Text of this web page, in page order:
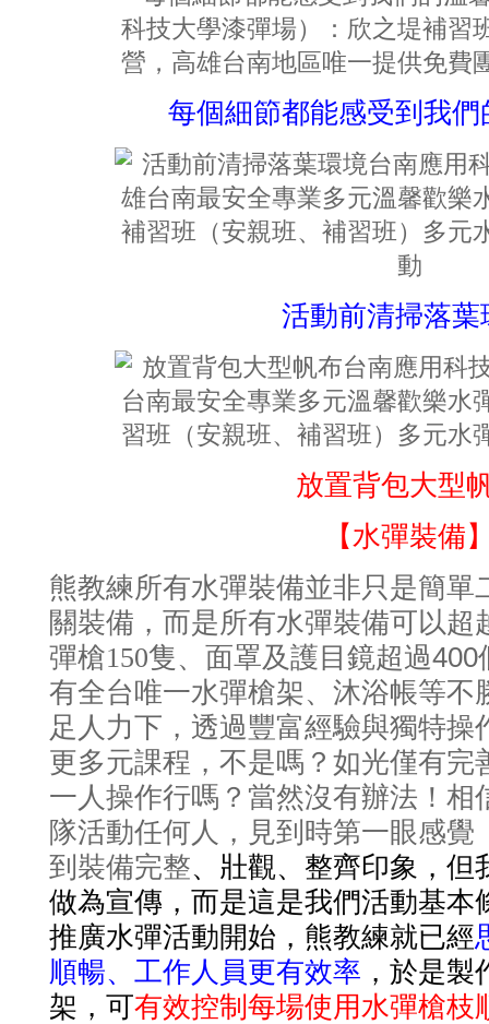
每個細節都能感受到我
活動前清掃落葉
放置背包大型
【水彈裝備
熊教練所有水彈裝備並非只是簡單
關裝備，而是所有水彈裝備可以超
彈槍150隻、面罩及護目鏡超過400
有全台唯一水彈槍架、沐浴帳等不
足人力下，透過豐富經驗與獨特操
更多元課程，不是嗎？如光僅有完
一人操作行嗎？當然沒有辦法！相
隊活動任何人，見到時第一眼感覺
到裝備完整、壯觀、整齊印象，但
做為宣傳，而是這是我們活動基本
推廣水彈活動開始，熊教練就已經
順暢、工作人員更有效率 ，於是
架，可有效控制每場使用水彈槍枝